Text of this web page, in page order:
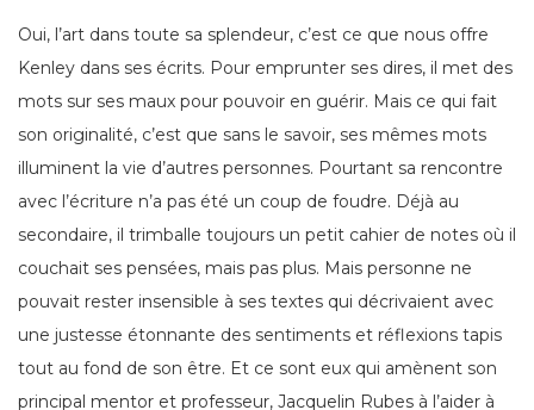
Oui, l’art dans toute sa splendeur, c’est ce que nous offre
Kenley dans ses écrits. Pour emprunter ses dires, il met des
mots sur ses maux pour pouvoir en guérir. Mais ce qui fait
son originalité, c’est que sans le savoir, ses mêmes mots
illuminent la vie d’autres personnes. Pourtant sa rencontre
avec l’écriture n’a pas été un coup de foudre. Déjà au
secondaire, il trimballe toujours un petit cahier de notes où il
couchait ses pensées, mais pas plus. Mais personne ne
pouvait rester insensible à ses textes qui décrivaient avec
une justesse étonnante des sentiments et réflexions tapis
tout au fond de son être. Et ce sont eux qui amènent son
principal mentor et professeur, Jacquelin Rubes à l’aider à